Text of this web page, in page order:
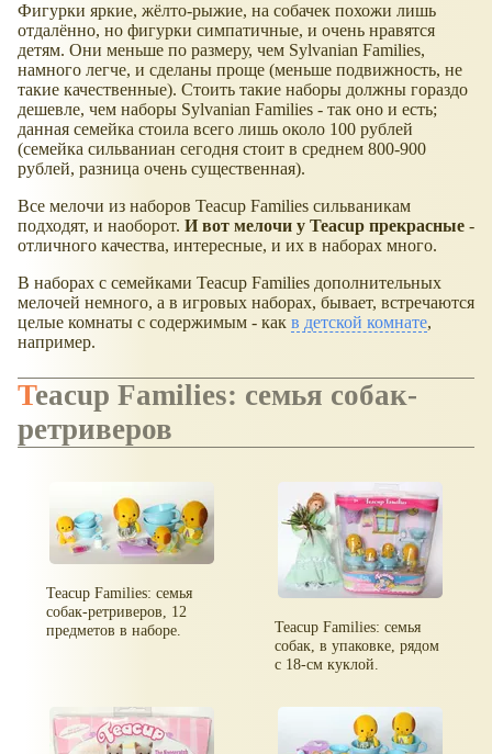
Фигурки яркие, жёлто-рыжие, на собачек похожи лишь
отдалённо, но фигурки симпатичные, и очень нравятся
детям. Они меньше по размеру, чем Sylvanian Families,
намного легче, и сделаны проще (меньше подвижность, не
такие качественные). Стоить такие наборы должны гораздо
дешевле, чем наборы Sylvanian Families - так оно и есть;
данная семейка стоила всего лишь около 100 рублей
(семейка сильваниан сегодня стоит в среднем 800-900
рублей, разница очень существенная).
Все мелочи из наборов Teacup Families сильваникам
подходят, и наоборот. И вот мелочи у Teacup прекрасные -
отличного качества, интересные, и их в наборах много.
В наборах с семейками Teacup Families дополнительных
мелочей немного, а в игровых наборах, бывает, встречаются
целые комнаты с содержимым - как в детской комнате,
например.
Teacup Families: семья собак-
ретриверов
Teacup Families: семья
собак-ретриверов, 12
предметов в наборе.
Teacup Families: семья
собак, в упаковке, рядом
с 18-см куклой.